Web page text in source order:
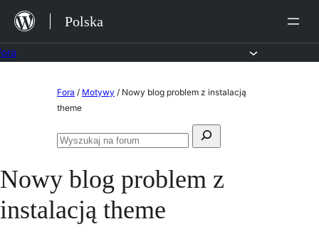
Przejdź
treści
Polska
Fora / Motywy / Nowy blog problem z instalacją
theme
Szukaj:
Przeszukaj
Nowy blog problem z
instalacją theme